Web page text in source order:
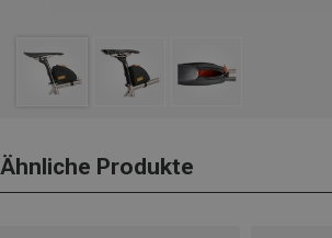
Ähnliche Produkte